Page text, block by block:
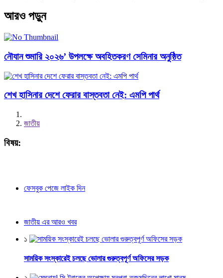
আরও পড়ুন
নৌযান শুমারি ২০২৬’ উপলক্ষে অবহিতকরণ সেমিনার অনুষ্ঠিত
শেখ হাসিনার দেশে ফেরার বাস্তবতা নেই: এমপি পার্থ
জাতীয়
বিষয়:
ফেসবুক পেজে লাইক দিন
জাতীয় এর আরও খবর
১
সাময়িক সংস্কারেই চলছে ভোলার গুরুত্বপূর্ণ অফিসের সড়ক